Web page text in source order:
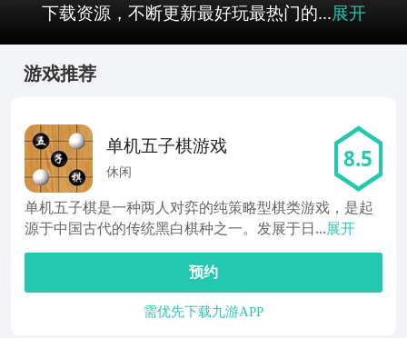
下载资源，不断更新最好玩最热门的...展开
游戏推荐
单机五子棋游戏
休闲 8.5
单机五子棋是一种两人对弈的纯策略型棋类游戏，是起
源于中国古代的传统黑白棋种之一。发展于日...展开
预约
需优先下载九游APP